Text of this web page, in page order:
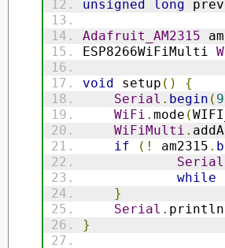
unsigned
long
Adafruit_AM2315
ESP8266WiFiMulti
void setup ()
{
Serial . begin (
WiFi . mode (
WiFiMulti .
if
(! am2315 .
Serial
while
}
Serial . println
}